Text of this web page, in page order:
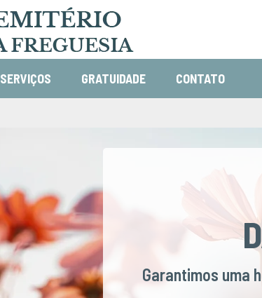
SERVIÇOS GRATUIDADE CONTATO
Garantimos uma